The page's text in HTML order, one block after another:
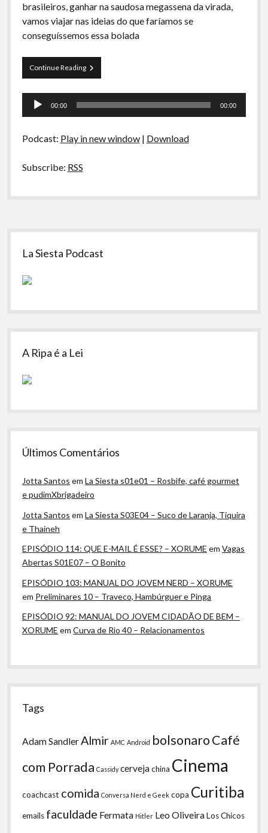
brasileiros, ganhar na saudosa megassena da virada,
vamos viajar nas ideias do que faríamos se
conseguíssemos essa bolada
Continue ReadingCurva
de
–
Virada
Tocador
00:00 00:00
Podcast: Play in new window| Download
Subscribe: RSS
Sidebar
La Siesta Podcast
A Ripa é a Lei
Últimos Comentários
Jotta Santos emLa Siesta s01e01 – Rosbife, café gourmet
e pudimXbrigadeiro
Jotta Santos emLa Siesta S03E04 – Suco de Laranja, Tiquira
e Thaineh
EPISÓDIO 114: QUE E-MAIL É ESSE? – XORUME emVagas
Abertas S01E07 – O Bonito
EPISÓDIO 103: MANUAL DO JOVEM NERD – XORUME
em Preliminares 10 – Traveco, Hambúrguer e Pinga
EPISÓDIO 92: MANUAL DO JOVEM CIDADÃO DE BEM –
XORUME emCurva de Rio 40 – Relacionamentos
Tags
Adam Sandler Almir AMC Android bolsonaroCafé
com Porrada Cassidy cervejachina Cinema
coachcast comida Conversa Nerd e Geek copa Curitiba
emails faculdade Fermata Hitler Leo OliveiraLos Chicos